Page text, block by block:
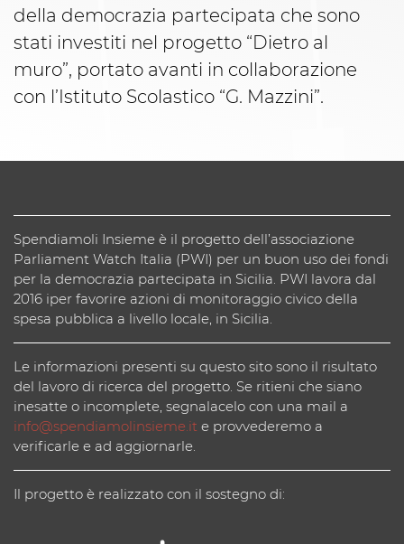
della democrazia partecipata che sono
stati investiti nel progetto “Dietro al
muro”, portato avanti in collaborazione
con l’Istituto Scolastico “G. Mazzini”.
Spendiamoli Insieme è il progetto dell’associazione
Parliament Watch Italia (PWI) per un buon uso dei fondi
per la democrazia partecipata in Sicilia. PWI lavora dal
2016 iper favorire azioni di monitoraggio civico della
spesa pubblica a livello locale, in Sicilia.
Le informazioni presenti su questo sito sono il risultato
del lavoro di ricerca del progetto. Se ritieni che siano
inesatte o incomplete, segnalacelo con una mail a
info@spendiamolinsieme.it e provvederemo a
verificarle e ad aggiornarle.
Il progetto è realizzato con il sostegno di: